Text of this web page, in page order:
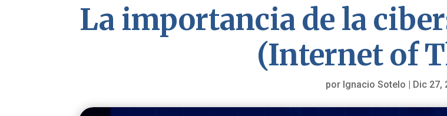
La importancia de la
(Internet of
por Ignacio Sotelo | Dic 27,